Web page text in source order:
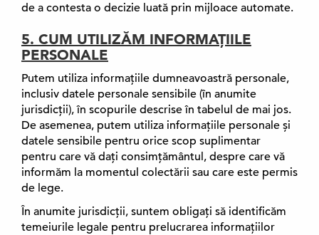
de a contesta o decizie luată prin mijloace automate.
5. CUM UTILIZĂM INFORMAȚIILE
PERSONALE
Putem utiliza informațiile dumneavoastră personale,
inclusiv datele personale sensibile (în anumite
jurisdicții), în scopurile descrise în tabelul de mai jos.
De asemenea, putem utiliza informațiile personale și
datele sensibile pentru orice scop suplimentar
pentru care vă dați consimțământul, despre care vă
informăm la momentul colectării sau care este permis
de lege.
În anumite jurisdicții, suntem obligați să identificăm
temeiurile legale pentru prelucrarea informațiilor